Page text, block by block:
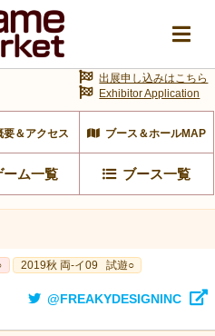
要＆アクセス ブース＆ホールMAP
ーム一覧 ブース一覧
出展申し込みはこちら
Exhibitor Application
2019秋 両-イ09 試遊○
@FREAKYDESIGNINC